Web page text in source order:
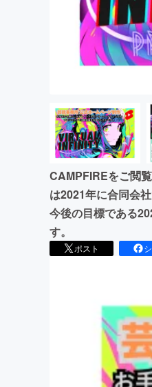
CAMPFIREをご閲
は2021年に合同会
今後の目標である
す。
ポスト